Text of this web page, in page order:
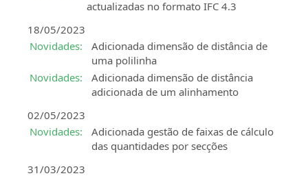
actualizadas no formato IFC 4.3
18/05/2023
Novidades:
Adicionada dimensão de distância de
uma polilinha
Novidades:
Adicionada dimensão de distância
adicionada de um alinhamento
02/05/2023
Novidades:
Adicionada gestão de faixas de cálculo
das quantidades por secções
31/03/2023